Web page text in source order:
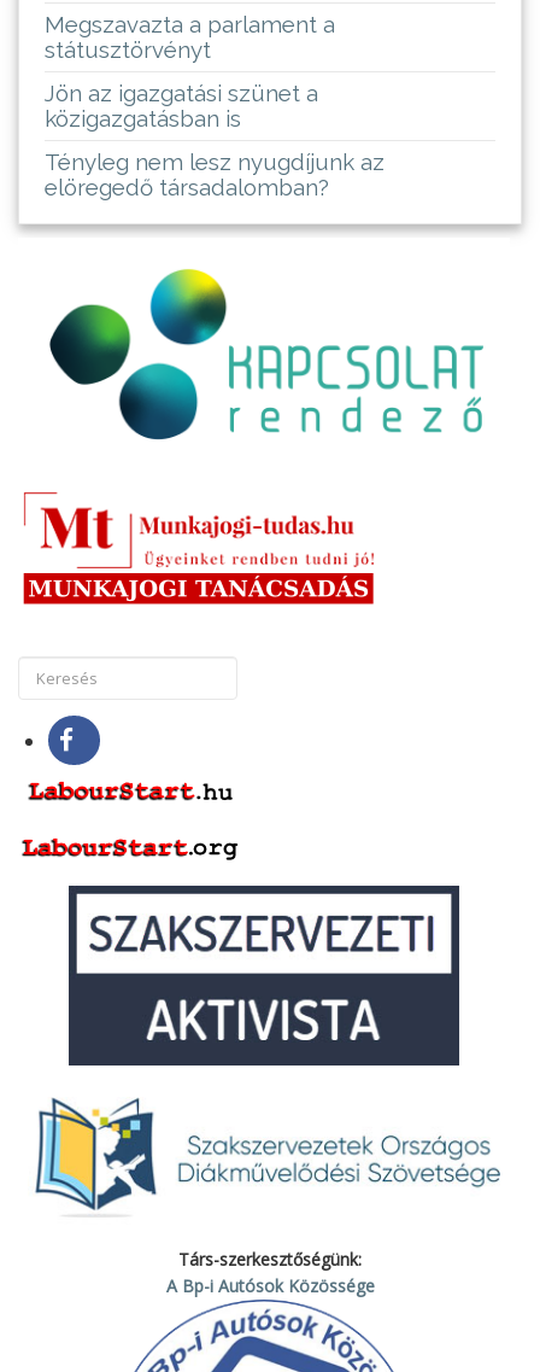
Megszavazta a parlament a
státusztörvényt
Jön az igazgatási szünet a
közigazgatásban is
Tényleg nem lesz nyugdíjunk az
elöregedő társadalomban?
Társ-szerkesztőségünk:
A Bp-i Autósok Közössége